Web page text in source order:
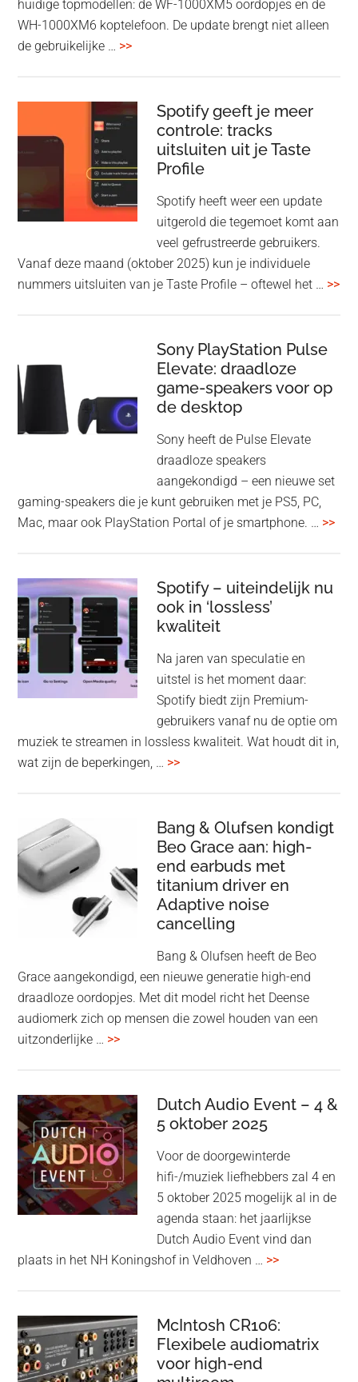
huidige topmodellen: de WF-1000XM5 oordopjes en de
WH-1000XM6 koptelefoon. De update brengt niet alleen
de gebruikelijke … >>overSony
sharing
WF-
en
1000XM6
nieuwe
Spotify geeft je meer
controle: tracks
uitsluiten uit je Taste
Profile
Spotify heeft weer een update
uitgerold die tegemoet komt aan
veel gefrustreerde gebruikers.
Vanaf deze maand (oktober 2025) kun je individuele
nummers uitsluiten van je Taste Profile – oftewel het … >>
Sony PlayStation Pulse
Elevate: draadloze
game-speakers voor op
de desktop
Sony heeft de Pulse Elevate
draadloze speakers
aangekondigd – een nieuwe set
gaming-speakers die je kunt gebruiken met je PS5, PC,
Mac, maar ook PlayStation Portal of je smartphone. … >>
Spotify – uiteindelijk nu
ook in ‘lossless’
kwaliteit
Na jaren van speculatie en
uitstel is het moment daar:
Spotify biedt zijn Premium-
gebruikers vanaf nu de optie om
muziek te streamen in lossless kwaliteit. Wat houdt dit in,
wat zijn de beperkingen, … >>overSpotify
nu
ook
in
‘lossless’
kwaliteit
Bang & Olufsen kondigt
Beo Grace aan: high-
end earbuds met
titanium driver en
Adaptive noise
cancelling
Bang & Olufsen heeft de Beo
Grace aangekondigd, een nieuwe generatie high-end
draadloze oordopjes. Met dit model richt het Deense
audiomerk zich op mensen die zowel houden van een
uitzonderlijke … >>overBang
kondigt
Beo
Grace
aan:
high-
end
earbuds
titanium
Adaptive
noise
cancelling
Dutch Audio Event – 4 &
5 oktober 2025
Voor de doorgewinterde
hifi-/muziek liefhebbers zal 4 en
5 oktober 2025 mogelijk al in de
agenda staan: het jaarlijkse
Dutch Audio Event vind dan
plaats in het NH Koningshof in Veldhoven … >>overDutch
–
4
McIntosh CR106:
Flexibele audiomatrix
voor high-end